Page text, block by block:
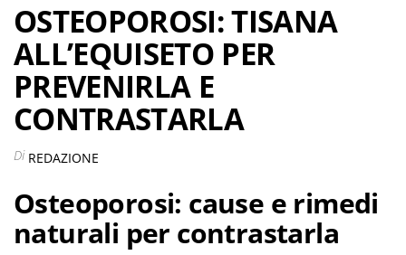
OSTEOPOROSI: TISANA
ALL’EQUISETO PER
PREVENIRLA E
CONTRASTARLA
Di REDAZIONE
Osteoporosi: cause e rimedi
naturali per contrastarla